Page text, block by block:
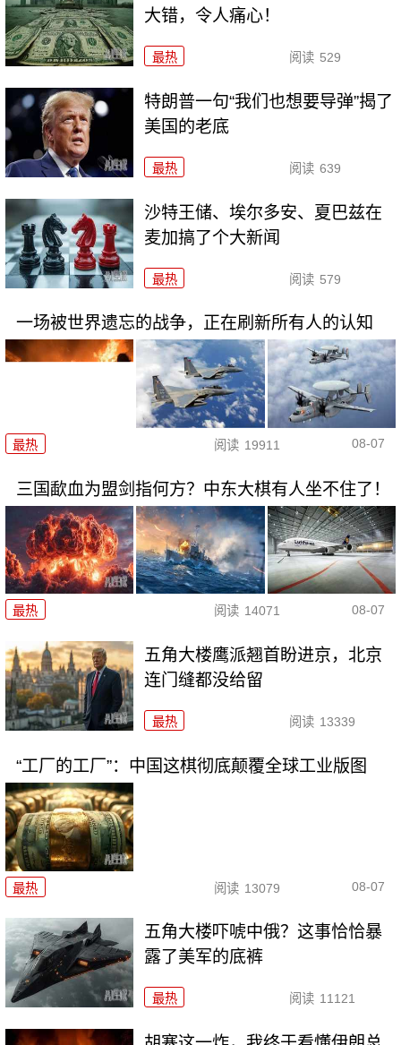
大错，令人痛心！
最热 阅读 529
特朗普一句“我们也想要导弹”揭了
美国的老底
最热 阅读 639
沙特王储、埃尔多安、夏巴兹在
麦加搞了个大新闻
最热 阅读 579
一场被世界遗忘的战争，正在刷新所有人的认知
最热 阅读 19911 08-07
三国歃血为盟剑指何方？中东大棋有人坐不住了！
最热 阅读 14071 08-07
五角大楼鹰派翘首盼进京，北京
连门缝都没给留
最热 阅读 13339
“工厂的工厂”：中国这棋彻底颠覆全球工业版图
最热 阅读 13079 08-07
五角大楼吓唬中俄？这事恰恰暴
露了美军的底裤
最热 阅读 11121